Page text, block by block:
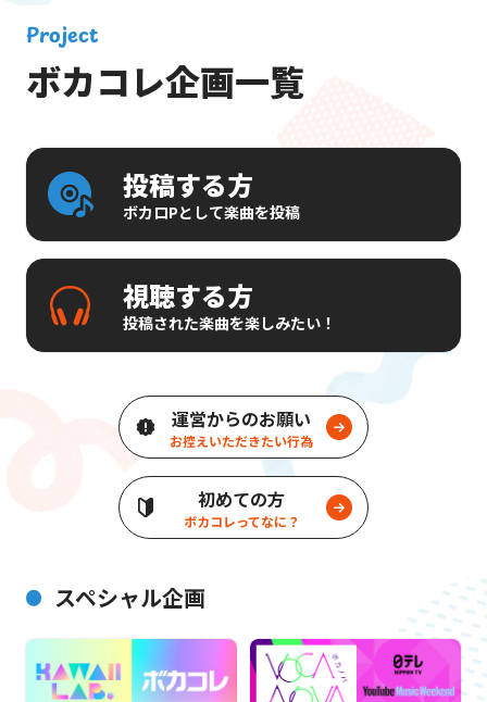
Project
ボカコレ企画一覧
投稿する方
ボカロPとして楽曲を投稿
視聴する方
投稿された楽曲を楽しみたい！
運営からのお願い
お控えいただきたい行為
初めての方
ボカコレってなに？
スペシャル企画